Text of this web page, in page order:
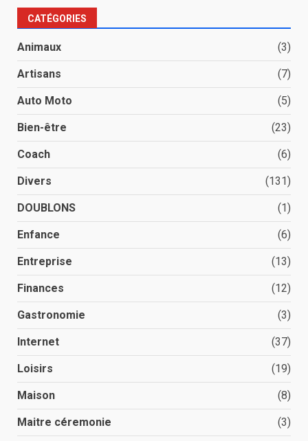
CATÉGORIES
Animaux (3)
Artisans (7)
Auto Moto (5)
Bien-être (23)
Coach (6)
Divers (131)
DOUBLONS (1)
Enfance (6)
Entreprise (13)
Finances (12)
Gastronomie (3)
Internet (37)
Loisirs (19)
Maison (8)
Maitre céremonie (3)